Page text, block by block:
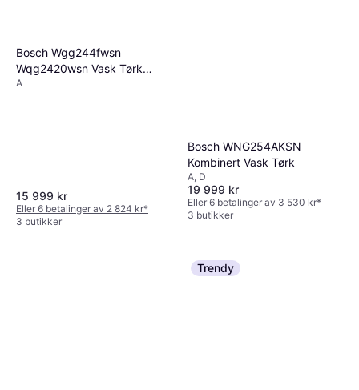
Bosch Wgg244fwsn
Wqg2420wsn Vask Tørk
Pakke
A
15 999 kr
Eller 6 betalinger av 2 824 kr*
3 butikker
Bosch WNG254AKSN
Kombinert Vask Tørk
A, D
19 999 kr
Eller 6 betalinger av 3 530 kr*
3 butikker
Trendy